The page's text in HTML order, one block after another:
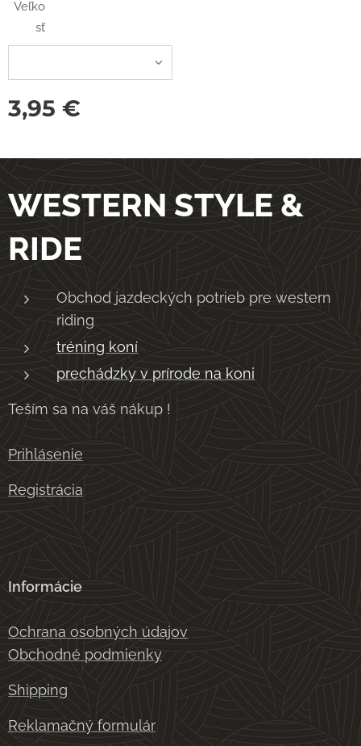
Veľko
sť
3,95 €
WESTERN STYLE &
RIDE
Obchod jazdeckých potrieb pre western
riding
tréning koní
prechádzky v prírode na koni
Teším sa na váš nákup !
Prihlásenie
Registrácia
Informácie
Ochrana osobných údajov
Obchodné podmienky
Shipping
Reklamačný formulár